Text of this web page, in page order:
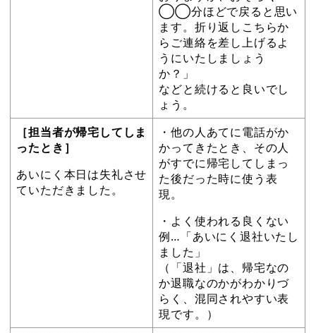
◯◯分ほどで戻ると思い
ます。折り返しこちらか
らご連絡を差し上げるよ
うにいたしましょう
か？」
などと続けると良いでし
ょう。
［担当者が帰宅してしま
ったとき］
あいにく本日は失礼させ
ていただきました。
・他の人あてに電話がか
かってきたとき、その人
がすでに帰宅してしまっ
た後だった時に使う表
現。
・よく使われる良くない
例…「あいにく退社いたし
ました」
（「退社」は、帰宅なの
か退職なのかがわかりづ
らく、混同されやすい表
現です。）